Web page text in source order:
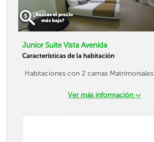
Junior Suite Vista Avenida
Características de la habitación
Habitaciones con 2 camas Matrimoniales
Ver más información